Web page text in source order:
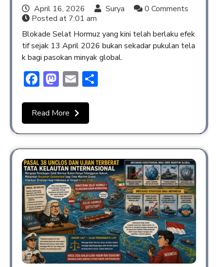
April 16, 2026 Surya
0 Comments
Posted at 7:01 am
Blokade Selat Hormuz yang kini telah berlaku efek
tif sejak 13 April 2026 bukan sekadar pukulan tela
k bagi pasokan minyak global.
Facebook
Mastodon
Email
Read More